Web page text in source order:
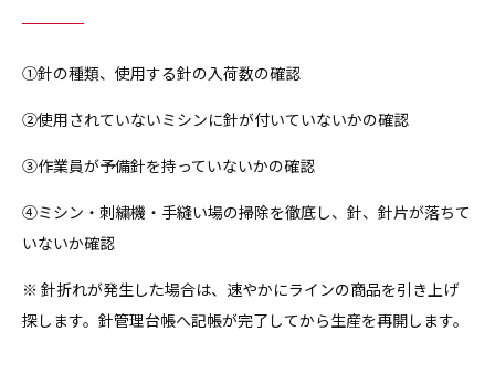
①針の種類、使用する針の入荷数の確認
②使用されていないミシンに針が付いていないかの確認
③作業員が予備針を持っていないかの確認
④ミシン・刺繍機・手縫い場の掃除を徹底し、針、針片が落ちて
いないか確認
※ 針折れが発生した場合は、速やかにラインの商品を引き上げ
探します。針管理台帳へ記帳が完了してから生産を再開します。